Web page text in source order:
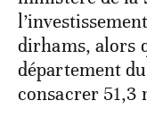
dirhams, alors
département
consacrer 51,3